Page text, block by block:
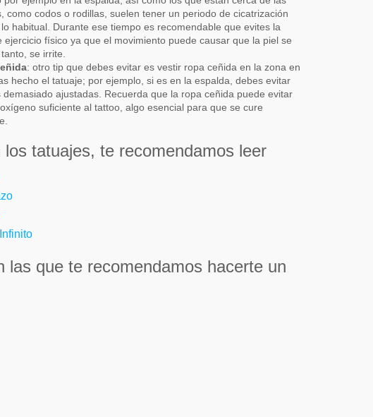
como codos o rodillas, suelen tener un periodo de cicatrización
habitual. Durante ese tiempo es recomendable que evites la
ejercicio físico ya que el movimiento puede causar que la piel se
se irrite.
: otro tip que debes evitar es vestir ropa ceñida en la zona en
hecho el tatuaje; por ejemplo, si es en la espalda, debes evitar
demasiado ajustadas. Recuerda que la ropa ceñida puede evitar
suficiente al tattoo, algo esencial para que se cure
los tatuajes, te recomendamos leer
las que te recomendamos hacerte un